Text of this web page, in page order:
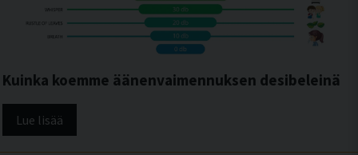
Kuinka koemme äänenvaimennuksen desibeleinä
Lue lisää